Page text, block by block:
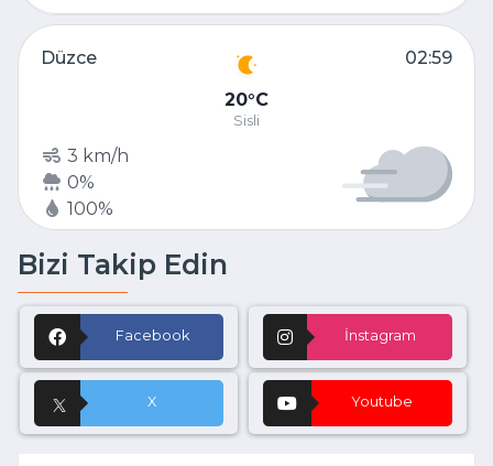
Düzce
02:59
20 C
Sisli
3 km/h
0%
100%
Bizi Takip Edin
Facebook İnstagram
X Youtube